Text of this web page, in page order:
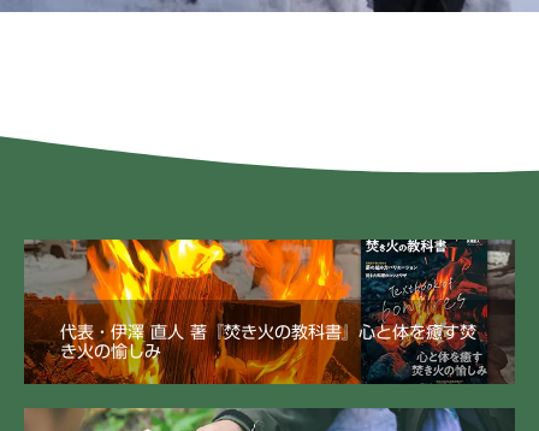
代表・伊澤 直人 著『焚き火の教科書』心と体を癒す焚
き火の愉しみ